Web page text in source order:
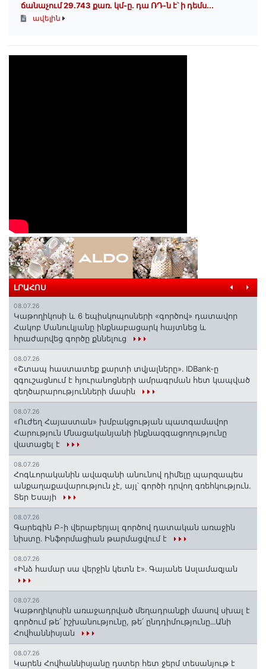
ճանաչում 29.743 քառ. կմ-ը. դա ՌԴ-ն է՝ ի դեմս...
ավելին
ԼՐԱՀՈՍ
08.07.26
️Կաթողիկոսի և 6 եպիսկոպոսների «գործով» դատավոր
Հակոբ Մանուկյանը ինքնաբացարկ հայտնեց և
հրաժարվեց գործը քննելուց
08.07.26
«Շտապ հաստատեք քարտի տվյալները»․ IDBank-ը
զգուշացնում է հյուրանոցների ամրագրման հետ կապված
զեղծարարությունների մասին
08.07.26
«Ուժեղ Հայաստան» խմբակցության պատգամավոր
Հարություն Մնացականյանի ինքնազգացողությունը
վատացել է
08.07.26
Հոգևորականին ավազանի անունով դիմելը պարզապես
անքաղաքավարություն չէ, այլ՝ գործի դրվող գռեհկություն.
Տեր Եսայի
08.07.26
Գարեգին Բ-ի վերաբերյալ գործով դատական առաջին
նիստը․ Ինֆորմացիան թարմացվում է
08.07.26
«Ինձ համար սա վերջին կետն է»․ Գայանե Ասլամազյան
08.07.26
Կաթողիկոսին առաջադրված մեղադրանքի մասով սխալ է
գործում թե՛ իշխանությունը, թե՛ ընդդիմությունը․․․Անի
Հովհաննիսյան
08.07.26
Կարեն Հովհաննիսյանը դստեր հետ ջերմ տեսանյութ է